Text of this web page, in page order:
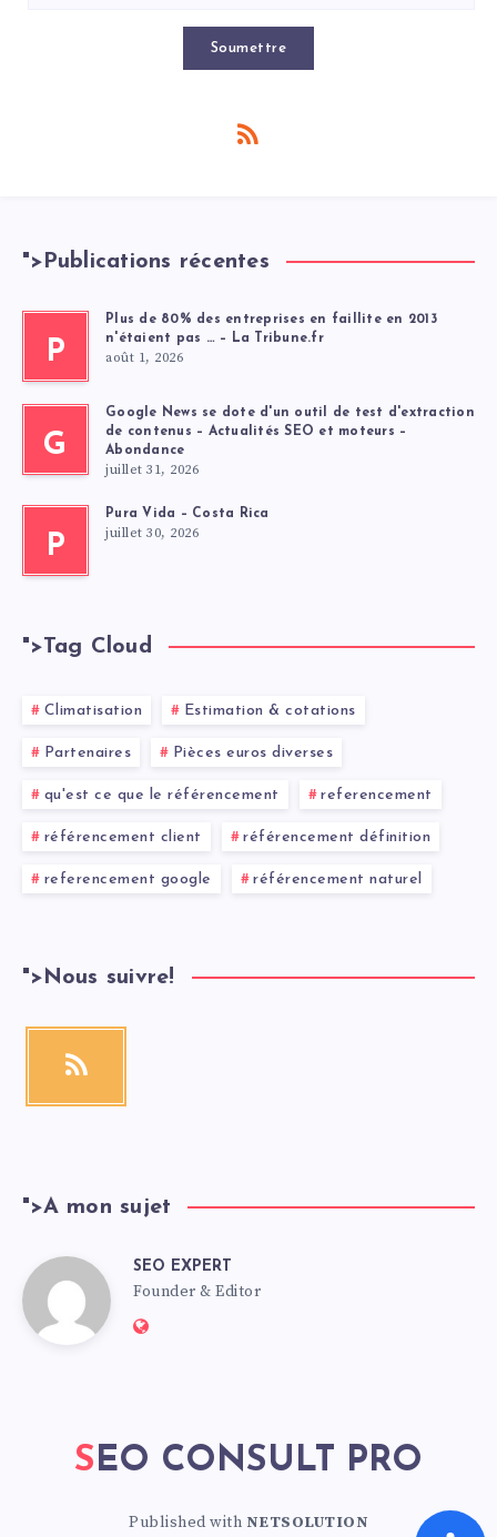
Soumettre
"> Publications récentes
P
Plus de 80% des entreprises en faillite en 2013
n'étaient pas … – La Tribune.fr
août 1, 2026
G
Google News se dote d'un outil de test d'extraction
de contenus – Actualités SEO et moteurs –
Abondance
juillet 31, 2026
P
Pura Vida – Costa Rica
juillet 30, 2026
">Tag Cloud
Climatisation Estimation & cotations
Partenaires Pièces euros diverses
qu'est ce que le référencement referencement
référencement client référencement définition
referencement google référencement naturel
"> Nous suivre!
">A mon sujet
SEO EXPERT
Founder & Editor
SEO CONSULT PRO
Published with NETSOLUTION